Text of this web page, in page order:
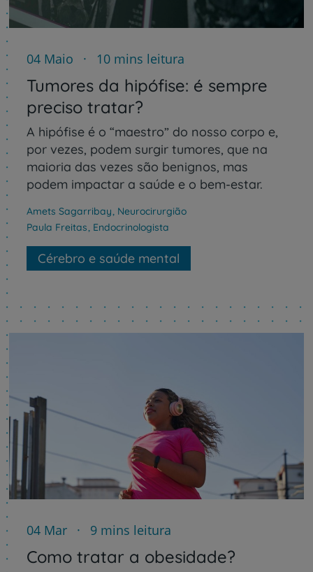
04 Maio 10 mins leitura
Tumores da hipófise: é sempre
preciso tratar?
A hipófise é o “maestro” do nosso corpo e,
por vezes, podem surgir tumores, que na
maioria das vezes são benignos, mas
podem impactar a saúde e o bem-estar.
Amets Sagarribay, Neurocirurgião
Paula Freitas, Endocrinologista
Cérebro e saúde mental
04 Mar 9 mins leitura
Como tratar a obesidade?